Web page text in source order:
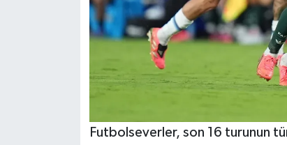
Futbolseverler, son 16 turunun